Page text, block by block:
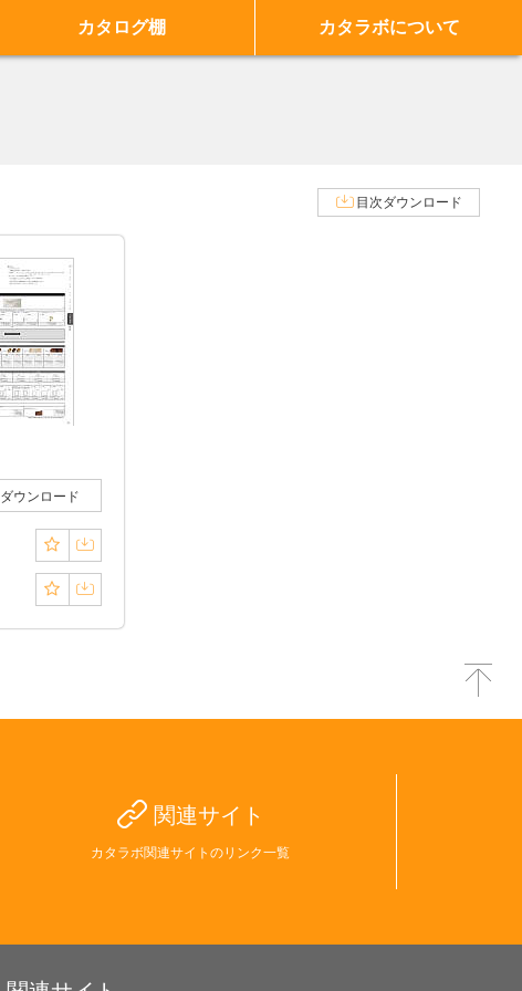
カタログ棚 カタラボについて
目次ダウンロード
ダウンロード
関連サイト
カタラボ関連サイトのリンク一覧